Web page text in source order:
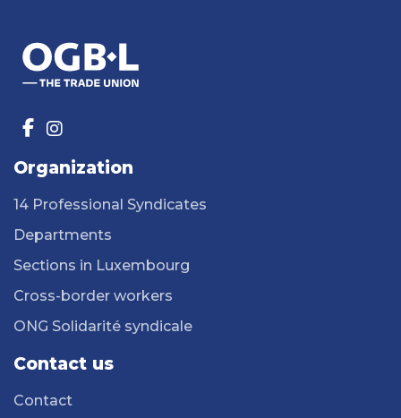
Organization
14 Professional Syndicates
Departments
Sections in Luxembourg
Cross-border workers
ONG Solidarité syndicale
Contact us
Contact